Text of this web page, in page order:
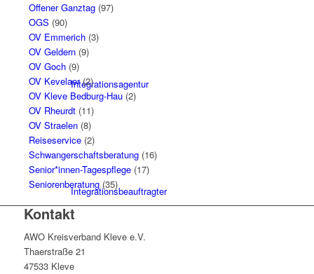
Integrationsagentur
Integrationsbeauftragter
Offener Ganztag(97)
OGS (90)
OV Emmerich(3)
OV Geldern(9)
OV Goch(9)
OV Kevelaer(2)
OV Kleve Bedburg-Hau(2)
OV Rheurdt(11)
OV Straelen(8)
Reiseservice(2)
Schwangerschaftsberatung(16)
Senior*innen-Tagespflege(17)
Seniorenberatung(35)
Kontakt
AWO Kreisverband Kleve e.V.
Thaerstraße 21
47533 Kleve